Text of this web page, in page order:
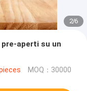
2/6
aperti su un
MOQ：30000